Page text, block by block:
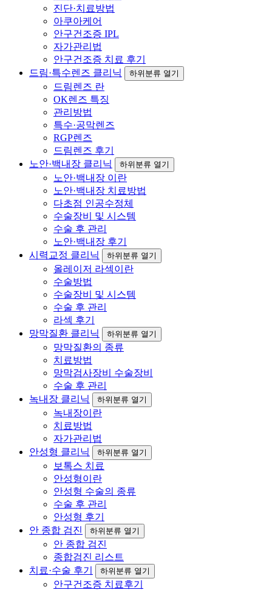
진단·치료방법
아쿠아케어
안구건조증 IPL
자가관리법
안구건조증 치료 후기
드림·특수렌즈 클리닉
하위분류 열기
드림렌즈 란
OK렌즈 특징
관리방법
특수·공막렌즈
RGP렌즈
드림렌즈 후기
노안·백내장 클리닉
하위분류 열기
노안·백내장 이란
노안·백내장 치료방법
다초점 인공수정체
수술장비 및 시스템
수술 후 관리
노안·백내장 후기
시력교정 클리닉
하위분류 열기
올레이저 라섹이란
수술방법
수술장비 및 시스템
수술 후 관리
라섹 후기
망막질환 클리닉
하위분류 열기
망막질환의 종류
치료방법
망막검사장비 수술장비
수술 후 관리
녹내장 클리닉
하위분류 열기
녹내장이란
치료방법
자가관리법
안성형 클리닉
하위분류 열기
보톡스 치료
안성형이란
안성형 수술의 종류
수술 후 관리
안성형 후기
안 종합 검진
하위분류 열기
안 종합 검진
종합검진 리스트
치료·수술 후기
하위분류 열기
안구건조증 치료후기